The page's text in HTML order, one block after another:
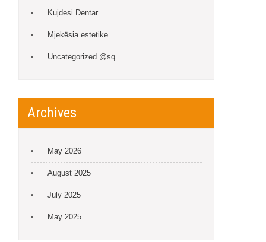
Kujdesi Dentar
Mjekësia estetike
Uncategorized @sq
Archives
May 2026
August 2025
July 2025
May 2025